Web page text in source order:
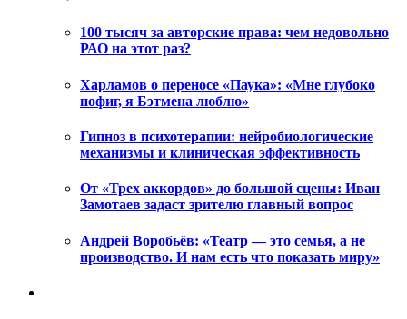
100 тысяч за авторские права: чем недовольно
РАО на этот раз?
Харламов о переносе «Паука»: «Мне глубоко
пофиг, я Бэтмена люблю»
Гипноз в психотерапии: нейробиологические
механизмы и клиническая эффективность
От «Трех аккордов» до большой сцены: Иван
Замотаев задаст зрителю главный вопрос
Андрей Воробьёв: «Театр — это семья, а не
производство. И нам есть что показать миру»